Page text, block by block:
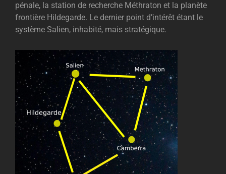
pénale, la station de recherche Méthraton et la planète
frontière Hildegarde. Le dernier point d’intérêt étant le
système Salien, inhabité, mais stratégique.